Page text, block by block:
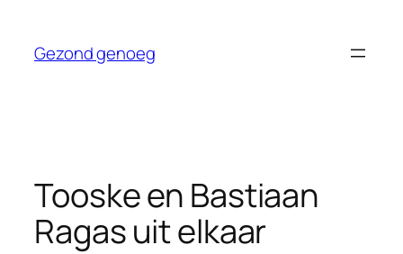
Gezond genoeg
Tooske en Bastiaan
Ragas uit elkaar